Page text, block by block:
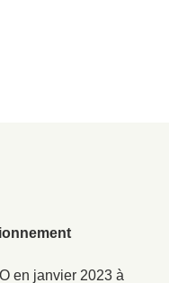
en janvier 2023 à